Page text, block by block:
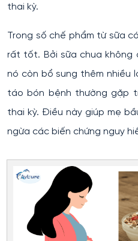
thai kỳ.
Trong số chế phẩm từ sữa
rất tốt. Bởi sữa chua không
nó còn bổ sung thêm nhiều
táo bón bệnh thường gặp
thai kỳ. Điều này giúp mẹ
ngừa các biến chứng nguy